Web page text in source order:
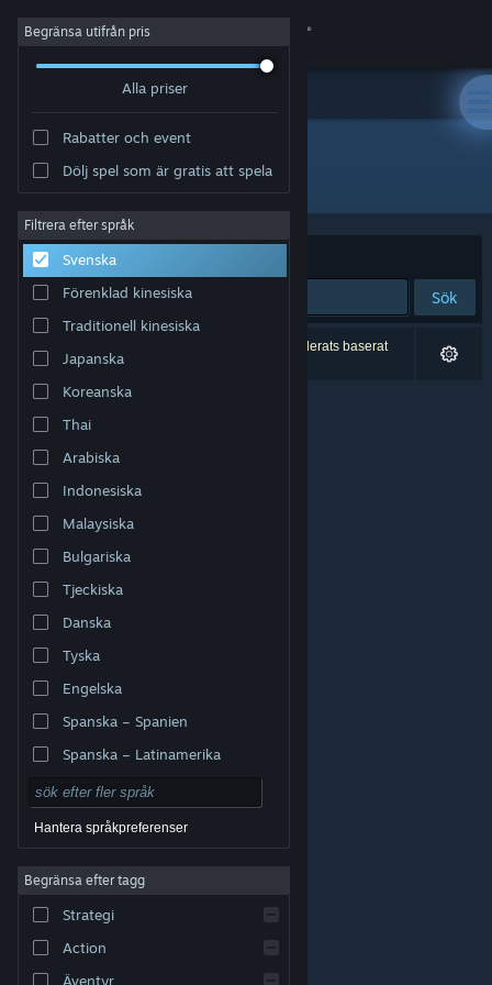
Logga in
Om
Support
Byt språk
Skaffa Steams mobilapp
Se skrivbordswebbplats
varumärken tillhör respektive ägare i USA och andra
Tillgänglighet
Återbetalningar|
Begränsa utifrån pris
Alla priser
Rabatter och event
Dölj spel som är gratis att spela
Filtrera efter språk
Svenska
Förenklad kinesiska
Traditionell kinesiska
Japanska
Koreanska
Thai
Arabiska
Indonesiska
Malaysiska
Bulgariska
Tjeckiska
Danska
Tyska
Engelska
Spanska – Spanien
Spanska – Latinamerika
Hantera språkpreferenser
Begränsa efter tagg
Strategi
Action
Äventyr
Utvecklare: Seidlsoft
Sortera efter Relevans
Sök
0 träffar matchade din sökning. 2 titlar har exkluderats baserat
på dina preferenser.